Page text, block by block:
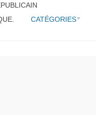
CATÉGORIES